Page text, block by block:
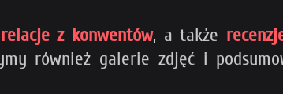
relacje z konwentów, a także
również galerie zdjęć i